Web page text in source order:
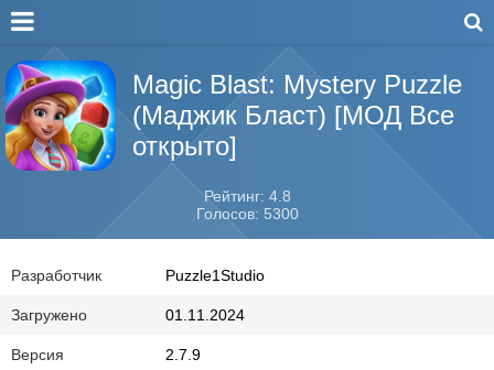
Magic Blast: Mystery Puzzle
(Маджик Бласт) [МОД Все
открыто]
Рейтинг: 4.8
Голосов: 5300
Разработчик Puzzle1Studio
Загружено 01.11.2024
Версия 2.7.9